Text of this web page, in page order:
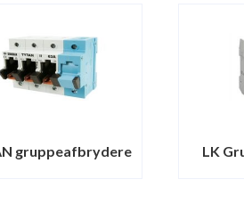
gruppeafbrydere LK